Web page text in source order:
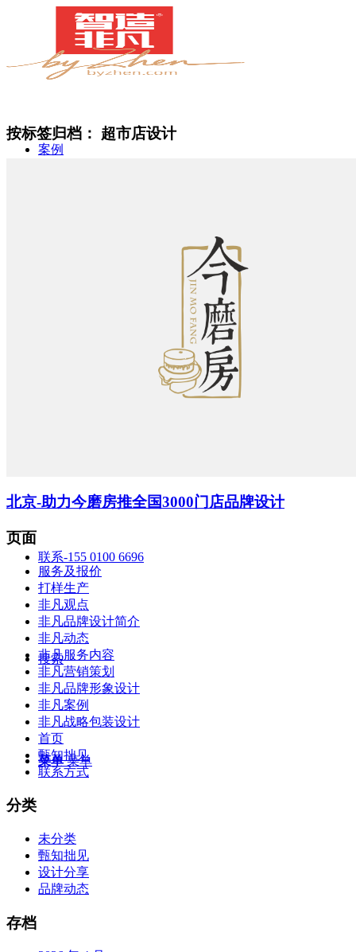
案例
联系-155 0100 6696
搜索
菜单 菜单
按标签归档： 超市店设计
北京-助力今磨房推全国3000门店品牌设计
页面
服务及报价
打样生产
非凡观点
非凡品牌设计简介
非凡动态
非凡服务内容
非凡营销策划
非凡品牌形象设计
非凡案例
非凡战略包装设计
首页
甄知拙见
联系方式
分类
未分类
甄知拙见
设计分享
品牌动态
存档